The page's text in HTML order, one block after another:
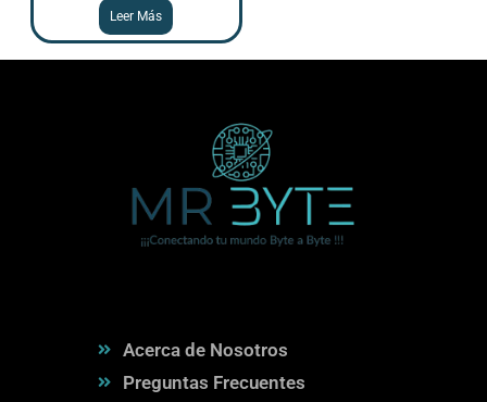
Leer Más
Acerca de Nosotros
Preguntas Frecuentes